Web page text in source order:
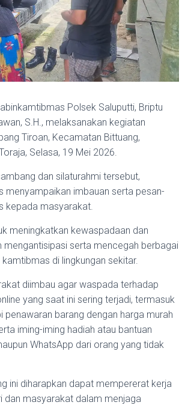
Polsek Saluputti, Briptu
S.H., melaksanakan kegiatan
Tiroan, Kecamatan Bittuang,
Selasa, 19 Mei 2026.
dan silaturahmi tersebut,
menyampaikan imbauan serta pesan-
kepada masyarakat.
meningkatkan kewaspadaan dan
mengantisipasi serta mencegah berbagai
di lingkungan sekitar.
diimbau agar waspada terhadap
yang saat ini sering terjadi, termasuk
penawaran barang dengan harga murah
iming-iming hadiah atau bantuan
WhatsApp dari orang yang tidak
ini diharapkan dapat mempererat kerja
dan masyarakat dalam menjaga